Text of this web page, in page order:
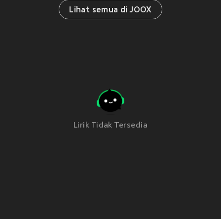
Lihat semua di JOOX
Lirik Tidak Tersedia